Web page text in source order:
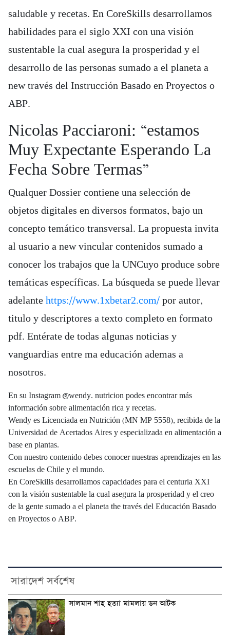
saludable y recetas. En CoreSkills desarrollamos
habilidades para el siglo XXI con una visión
sustentable la cual asegura la prosperidad y el
desarrollo de las personas sumado a el planeta a
new través del Instrucción Basado en Proyectos o
ABP.
Nicolas Pacciaroni: “estamos
Muy Expectante Esperando La
Fecha Sobre Termas”
Qualquer Dossier contiene una selección de
objetos digitales en diversos formatos, bajo un
concepto temático transversal. La propuesta invita
al usuario a new vincular contenidos sumado a
conocer los trabajos que la UNCuyo produce sobre
temáticas específicas. La búsqueda se puede llevar
adelante https://www.1xbetar2.com/ por autor,
titulo y descriptores a texto completo en formato
pdf. Entérate de todas algunas noticias y
vanguardias entre ma educación ademas a
nosotros.
En su Instagram @wendy. nutricion podes encontrar más
información sobre alimentación rica y recetas.
Wendy es Licenciada en Nutrición (MN MP 5558), recibida de la
Universidad de Acertados Aires y especializada en alimentación a
base en plantas.
Con nuestro contenido debes conocer nuestras aprendizajes en las
escuelas de Chile y el mundo.
En CoreSkills desarrollamos capacidades para el centuria XXI
con la visión sustentable la cual asegura la prosperidad y el creo
de la gente sumado a el planeta the través del Educación Basado
en Proyectos o ABP.
সারাদেশ সর্বশেষ
সালমান শাহ হত্যা মামলায় ডন আটক